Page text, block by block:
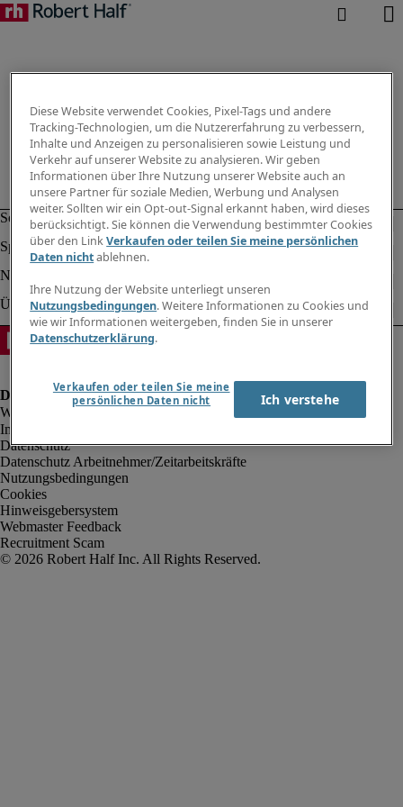
Impressum
Datenschutz
Datenschutz Arbeitnehmer/Zeitarbeitskräfte
Nutzungsbedingungen
Cookies
Hinweisgebersystem
Webmaster Feedback
Recruitment Scam
Diese Website verwendet Cookies, Pixel-Tags und andere
Tracking-Technologien, um die Nutzererfahrung zu verbessern,
Inhalte und Anzeigen zu personalisieren sowie Leistung und
Verkehr auf unserer Website zu analysieren. Wir geben
Informationen über Ihre Nutzung unserer Website auch an
unsere Partner für soziale Medien, Werbung und Analysen
weiter. Sollten wir ein Opt-out-Signal erkannt haben, wird dieses
berücksichtigt. Sie können die Verwendung bestimmter Cookies
über den LinkVerkaufen oder teilen Sie meine persönlichen
Daten nichtablehnen.
Ihre Nutzung der Website unterliegt unseren
Nutzungsbedingungen. Weitere Informationen zu Cookies und
wie wir Informationen weitergeben, finden Sie in unserer
Datenschutzerklärung.
Verkaufen oder teilen Sie meine
persönlichen Daten nicht
Ich verstehe